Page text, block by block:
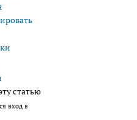
статью
вход в